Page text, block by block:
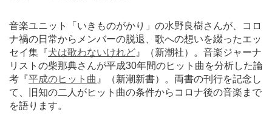
音楽ユニット「いきものがかり」の水野良樹さんが、コロ
ナ禍の日常からメンバーの脱退、歌への想いを綴ったエッ
セイ集『犬は歌わないけれど 』（新潮社）。音楽ジャーナ
リストの柴那典さんが平成30年間のヒット曲を分析した論
考『平成のヒット曲 』（新潮新書）。両書の刊行を記念し
て、旧知の二人がヒット曲の条件からコロナ後の音楽まで
を語ります。